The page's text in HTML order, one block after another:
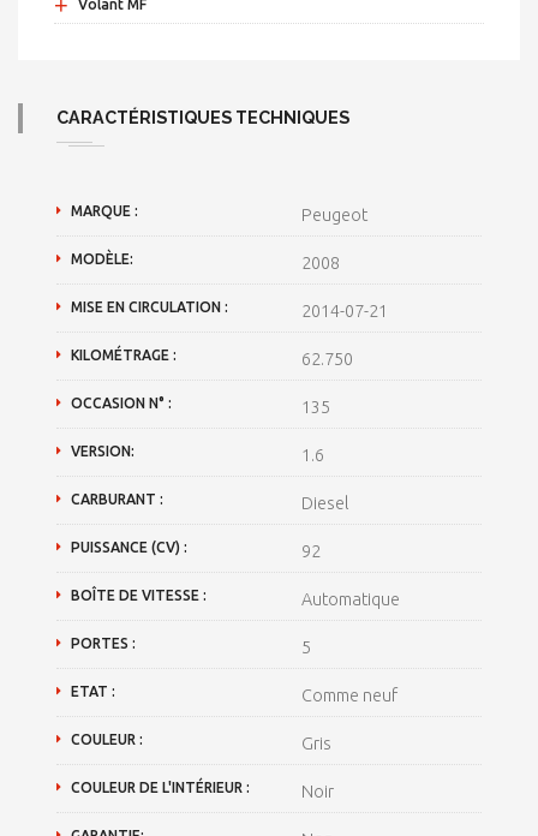
Volant MF
CARACTÉRISTIQUES TECHNIQUES
MARQUE : Peugeot
MODÈLE: 2008
MISE EN CIRCULATION : 2014-07-21
KILOMÉTRAGE : 62.750
OCCASION N° : 135
VERSION: 1.6
CARBURANT : Diesel
PUISSANCE (CV) : 92
BOÎTE DE VITESSE : Automatique
PORTES : 5
ETAT : Comme neuf
COULEUR : Gris
COULEUR DE L'INTÉRIEUR : Noir